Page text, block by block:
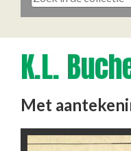
K.L.